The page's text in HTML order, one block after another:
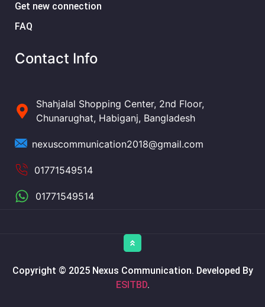
Get new connection
FAQ
Contact Info
Shahjalal Shopping Center, 2nd Floor,
Chunarughat, Habiganj, Bangladesh
nexuscommunication2018@gmail.com
01771549514
01771549514
Copyright © 2025 Nexus Communication. Developed By
ESITBD.